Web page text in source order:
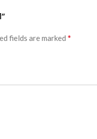
fields are marked *